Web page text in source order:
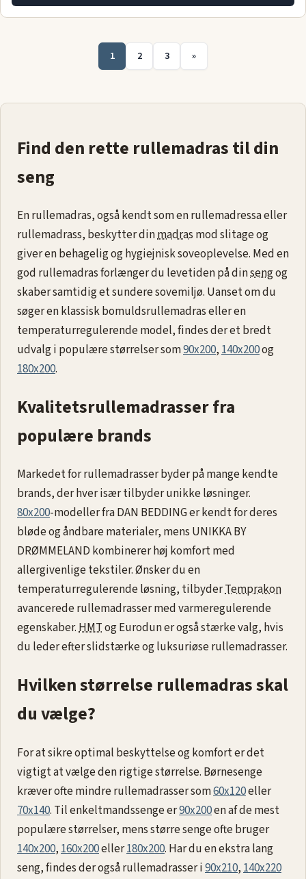
1 2 3 »
Find den rette rullemadras til din
seng
En rullemadras, også kendt som en rullemadressa eller
rullemadrass, beskytter dinmadras mod slitage og
giver en behagelig og hygiejnisk soveoplevelse. Med en
god rullemadras forlænger du levetiden på dinsengog
skaber samtidig et sundere sovemiljø. Uanset om du
søger en klassisk bomuldsrullemadras eller en
temperaturregulerende model, findes der et bredt
udvalg i populære størrelser som90x200,140x200og
180x200.
Kvalitetsrullemadrasser fra
populære brands
Markedet for rullemadrasser byder på mange kendte
brands, der hver især tilbyder unikke løsninger.
80x200-modeller fra DAN BEDDING er kendt for deres
bløde og åndbare materialer, mens UNIKKA BY
DRØMMELAND kombinerer høj komfort med
allergivenlige tekstiler. Ønsker du en
temperaturregulerende løsning, tilbyderTemprakon
avancerede rullemadrasser med varmeregulerende
egenskaber.HMTog Eurodun er også stærke valg, hvis
du leder efter slidstærke og luksuriøse rullemadrasser.
Hvilken størrelse rullemadras skal
du vælge?
For at sikre optimal beskyttelse og komfort er det
vigtigt at vælge den rigtige størrelse. Børnesenge
kræver ofte mindre rullemadrasser som60x120eller
70x140. Til enkeltmandssenge er90x200en af de mest
populære størrelser, mens større senge ofte bruger
140x200, 160x200eller180x200. Har du en ekstra lang
seng, findes der også rullemadrasser i90x210, 140x220